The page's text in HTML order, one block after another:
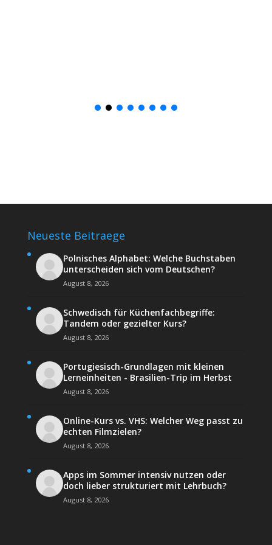
Neueste Beitraege
Polnisches Alphabet: Welche Buchstaben
unterscheiden sich vom Deutschen?
August 8, 2026
Schwedisch für Küchenfachbegriffe:
Tandem oder gezielter Kurs?
August 8, 2026
Portugiesisch-Grundlagen mit kleinen
Lerneinheiten - Brasilien-Trip im Herbst
August 8, 2026
Online-Kurs vs. VHS: Welcher Weg passt zu
echten Filmzielen?
August 8, 2026
Apps im Sommer intensiv nutzen oder
doch lieber strukturiert mit Lehrbuch?
August 8, 2026